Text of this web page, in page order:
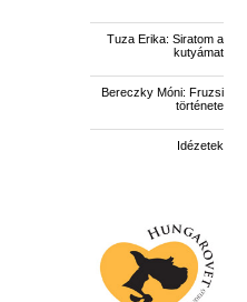
Tuza Erika: Siratom a
kutyámat
Bereczky Móni: Fruzsi
története
Idézetek